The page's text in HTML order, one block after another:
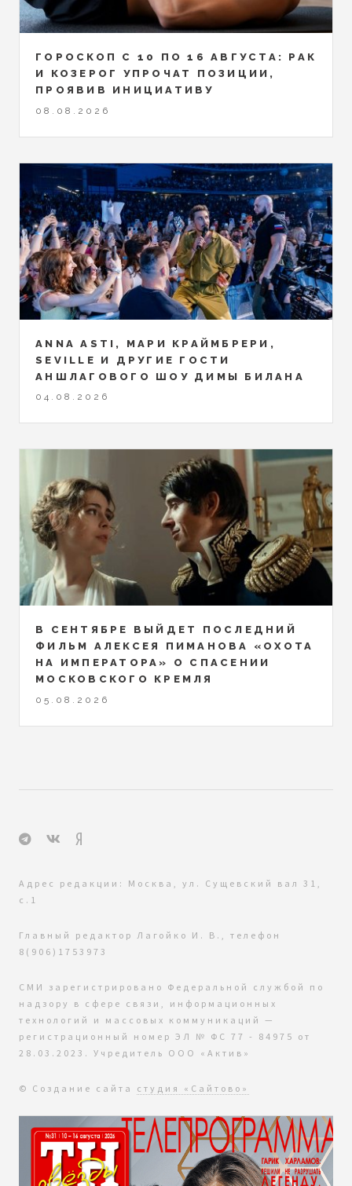
ГОРОСКОП С 10 ПО 16 АВГУСТА: РАК
И КОЗЕРОГ УПРОЧАТ ПОЗИЦИИ,
ПРОЯВИВ ИНИЦИАТИВУ
08.08.2026
ANNA ASTI, МАРИ КРАЙМБРЕРИ,
SEVILLE И ДРУГИЕ ГОСТИ
АНШЛАГОВОГО ШОУ ДИМЫ БИЛАНА
04.08.2026
В СЕНТЯБРЕ ВЫЙДЕТ ПОСЛЕДНИЙ
ФИЛЬМ АЛЕКСЕЯ ПИМАНОВА «ОХОТА
НА ИМПЕРАТОРА» О СПАСЕНИИ
МОСКОВСКОГО КРЕМЛЯ
05.08.2026
Адрес редакции: Москва, ул. Сущевский вал 31,
с.1
Главный редактор Лагойко И. В., телефон
8(906)1753973
СМИ зарегистрировано Федеральной службой по
надзору в сфере связи, информационных
технологий и массовых коммуникаций —
регистрационный номер ЭЛ № ФС 77 - 84975 от
28.03.2023. Учредитель ООО «Актив»
© Создание сайта студия «Сайтово»